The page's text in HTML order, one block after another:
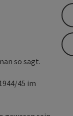
so sagt.
45 im